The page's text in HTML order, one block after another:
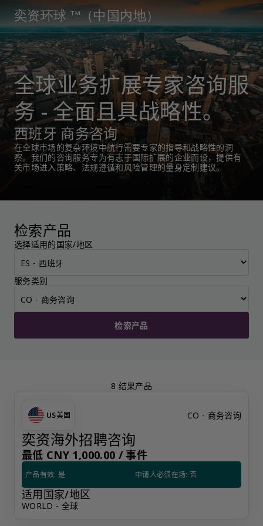
奕资环球 ™（中国内地）
全球业务扩展专家咨询服
务 - 全面且具战略性。
西班牙 商务咨询
在全球市场的复杂环境中航行需要专家的指导和战略性的洞
察。我们的咨询服务专为有志于国际扩展的企业而设，提供有
关市场进入策略、法规遵循和风险管理的量身定制建议。
检索产品
选择适用的国家/地区
服务类别
检索产品
8 结果产品
US美国 CO - 商务咨询
奕资海外招聘咨询
最低 CNY 1,000.00 /事件
产品有效: 是 申请人必须在场: 否
适用国家/地区
WORLD - 全球